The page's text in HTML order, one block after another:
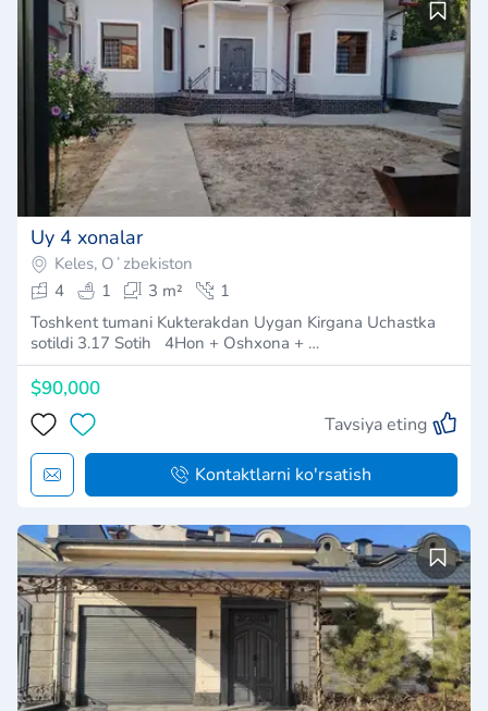
Uy 4 xonalar
Keles, Oʻzbekiston
4
1 3 m²
1
Toshkent tumani Kukterakdan Uygan Kirgana Uchastka
sotildi 3.17 Sotih 4Hon + Oshxona + …
$90,000
Tavsiya eting
Kontaktlarni ko'rsatish